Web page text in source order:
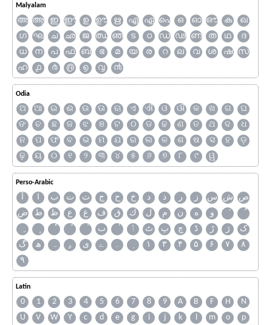
Malyalam
അ ആ ഇ ഈ ഉ ഊ ഋ എ ഏ ഐ ഒ ഓ ഔ ക
ഖ
ഗ
ഘ ച ഛ ജ ഝ ഞ ട ഠ ഡ ഢ ണ ത ഥ
ദ
ധ
ന പ ഫ ബ ഭ മ യ ര റ ല വ ശ ഷ
സ
ഹ
൧ ൪ ൫ ൭ ൮ ൯
Odia
ଅ ଆ ଇ ଈ ଉ ଊ ଋ ଏ ଐ ଓ ଔ କ ଖ ଗ
ଘ
ଙ
ଚ ଛ ଜ ଝ ଞ ଟ ଠ ଡ ଢ ଣ ତ ଥ ଦ
ଧ
ନ
ପ ଫ ବ ଭ ମ ଯ ର ଲ ଳ ଶ ଷ ସ ହ
ଡ଼
ଢ଼
ୟ ୦ ୧ ୨ ୩ ୪ ୫ ୬ ୭ ୮ ୯ ୱ
Perso-Arabic
آ ا ب ت ث ج ح خ د ذ ر ز س ش ص
ض
ط ظ ع غ ف ق ك ل م ن ه
و
ٮ
ٲ ٹ پ چ ڈ ڑ ژ
ک
گ
ھ ہ ۄ ی ے ۔ ۱ ۳ ۴ ۵ ۶ ۷
۸
۹
Latin
0 1 2 3 4 5 6 7 8 9 A B F H
N
U
V W Y c d e g i j k l m o
p